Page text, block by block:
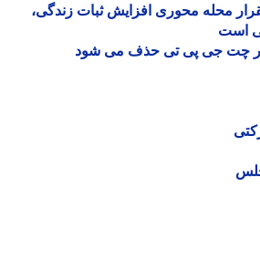
محله محوری افزایش ثبات زندگی،
جی پی تی حذف می شود